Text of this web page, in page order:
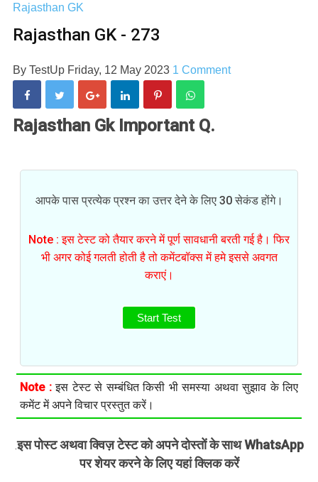
Rajasthan GK
Rajasthan GK - 273
By TestUp Friday, 12 May 2023 1 Comment
Rajasthan Gk Important Q.
आपके पास प्रत्येक प्रश्न का उत्तर देने के लिए 30 सेकंड होंगे।
Note : इस टेस्ट को तैयार करने में पूर्ण सावधानी बरती गई है। फिर
भी अगर कोई गलती होती है तो कमेंटबॉक्स में हमे इससे अवगत
कराएं।
Start Test
Note :इस टेस्ट से सम्बंधित किसी भी समस्या अथवा सुझाव के लिए
कमेंट में अपने विचार प्रस्तुत करें।
.इस पोस्ट अथवा क्विज़ टेस्ट को अपने दोस्तों के साथ WhatsApp
पर शेयर करने के लिए यहां क्लिक करें